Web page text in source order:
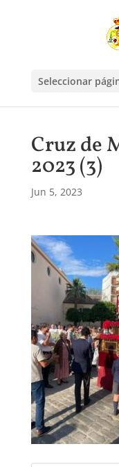
Seleccionar
Cruz de
2023 (3)
Jun 5, 2023